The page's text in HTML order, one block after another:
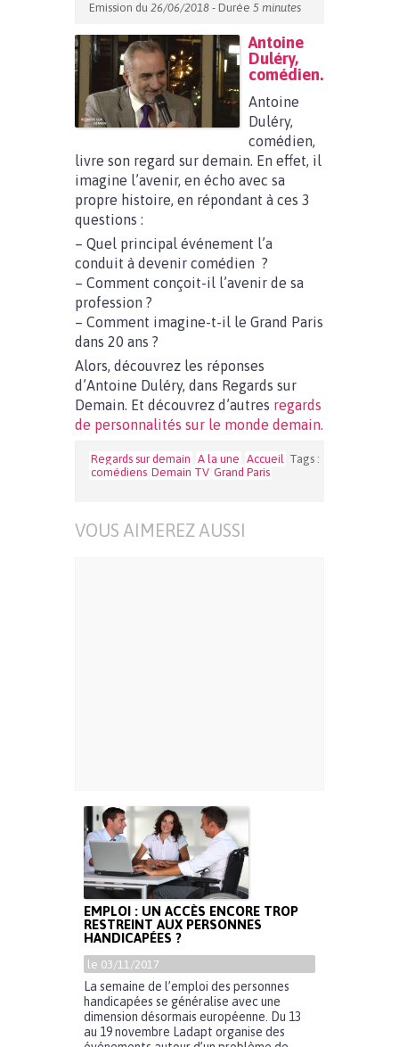
Emission du 26/06/2018 - Durée 5 minutes
Antoine
Duléry,
comédien.
Antoine
Duléry,
comédien,
livre son regard sur demain. En effet, il
imagine l’avenir, en écho avec sa
propre histoire, en répondant à ces 3
questions :
– Quel principal événement l’a
conduit à devenir comédien ?
– Comment conçoit-il l’avenir de sa
profession ?
– Comment imagine-t-il le Grand Paris
dans 20 ans ?
Alors, découvrez les réponses
d’Antoine Duléry, dans Regards sur
Demain. Et découvrez d’autres regards
de personnalités sur le monde demain.
Regards sur demain A la une Accueil Tags :
comédiens Demain TV Grand Paris
VOUS AIMEREZ AUSSI
EMPLOI : UN ACCÈS ENCORE TROP
RESTREINT AUX PERSONNES
HANDICAPÉES ?
le 03/11/2017
La semaine de l’emploi des personnes
handicapées se généralise avec une
dimension désormais européenne. Du 13
au 19 novembre Ladapt organise des